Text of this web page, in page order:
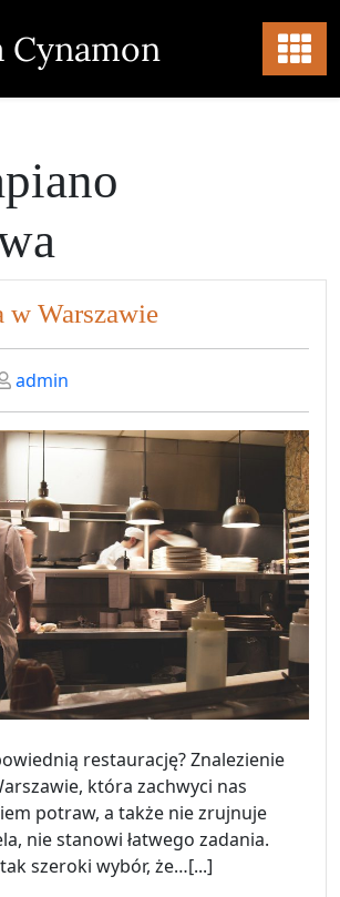
Cynamon
w Warszawie
admin
restaurację? Znalezienie
która zachwyci nas
potraw, a także nie zrujnuje
nie stanowi łatwego zadania.
szeroki wybór, że…[...]